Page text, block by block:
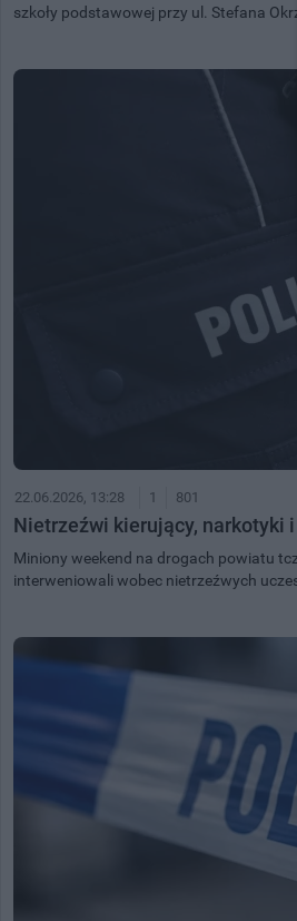
szkoły podstawowej przy ul. Stefana
22.06.2026, 13:28 1 801
Nietrzeźwi kierujący, narkotyki
Miniony weekend na drogach powiatu
interweniowali wobec nietrzeźwych